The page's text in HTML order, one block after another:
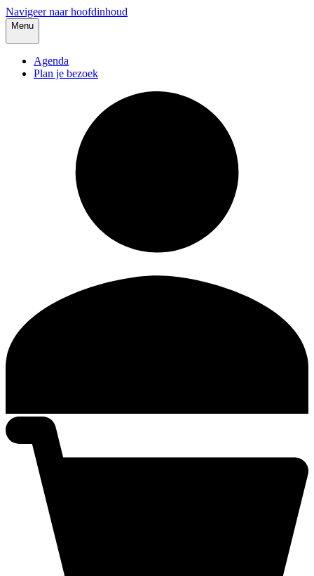
Navigeer naar hoofdinhoud
Menu
Agenda
Plan je bezoek